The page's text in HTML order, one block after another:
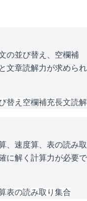
の並び替え、空欄補
文章読解力が求められ
替え 空欄補充長文読解
、速度算、表の読み取
に解く計算力が必要で
表の読み取り 集合